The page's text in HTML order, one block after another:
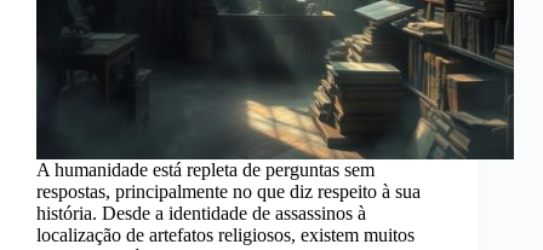
A humanidade está repleta de perguntas sem
respostas, principalmente no que diz respeito à sua
história. Desde a identidade de assassinos à
localização de artefatos religiosos, existem muitos